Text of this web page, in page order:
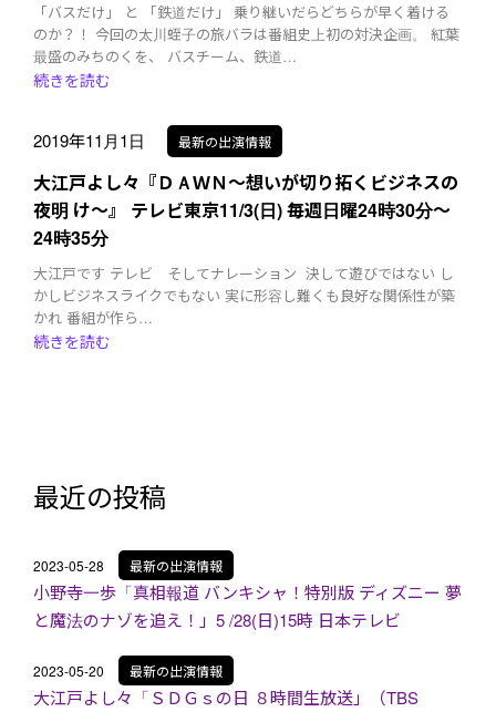
「バスだけ」 と 「鉄道だけ」 乗り継いだらどちらが早く着ける
のか？！ 今回の太川蛭子の旅バラは番組史上初の対決企画。 紅葉
最盛のみちのくを、 バスチーム、鉄道…
続きを読む
2019年11月1日 最新の出演情報
大江戸よし々『ＤＡＷＮ〜想いが切り拓くビジネスの
夜明 け〜』‬ ‪テレビ東京11/3(日) 毎週日曜24時30分～
24時35分 ‬
‪大江戸です‬ テレビ そしてナレーション ‪ ‪決して遊びではない‬ ‪し
かしビジネスライクでもない‬ ‪実に形容し難くも良好な関係性が築
かれ‬ ‪番組が作ら…
続きを読む
最近の投稿
2023-05-28 最新の出演情報
小野寺一歩「真相報道 バンキシャ！特別版 ディズニー 夢
と魔法のナゾを追え！」5 /28(日)15時 日本テレビ
2023-05-20 最新の出演情報
大江戸よし々「ＳＤＧｓの日 ８時間生放送」（TBS